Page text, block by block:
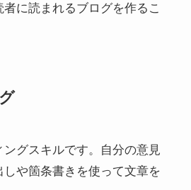
に読まれるブログを作るこ
グスキルです。自分の意見
や箇条書きを使って文章を